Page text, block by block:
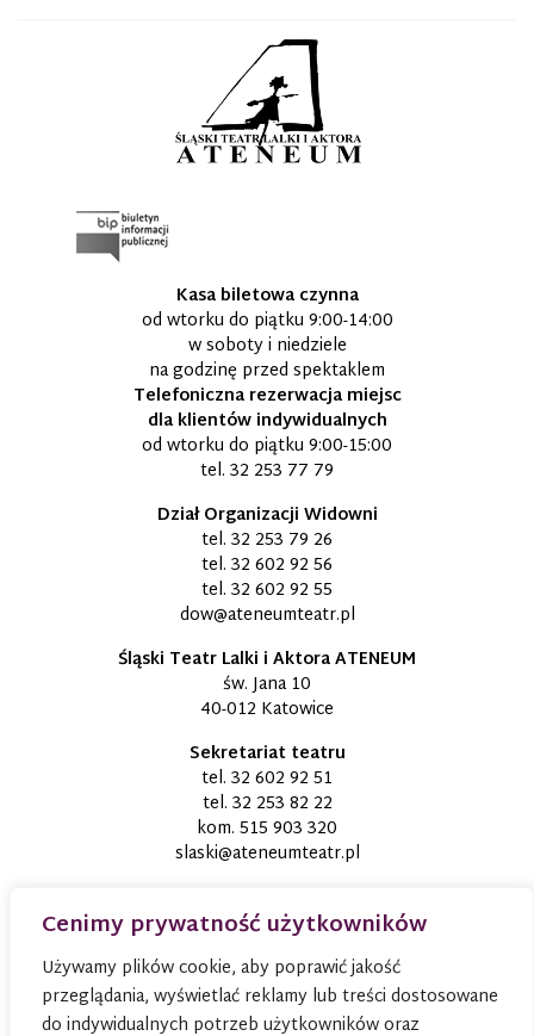
Cenimy prywatność użytkowników
Używamy plików cookie, aby poprawić jakość
przeglądania, wyświetlać reklamy lub treści dostosowane
do indywidualnych potrzeb użytkowników oraz
Kasa biletowa czynna
od wtorku do piątku 9:00-14:00
w soboty i niedziele
na godzinę przed spektaklem
Telefoniczna rezerwacja miejsc
dla klientów indywidualnych
od wtorku do piątku 9:00-15:00
tel. 32 253 77 79
Dział Organizacji Widowni
tel. 32 253 79 26
tel. 32 602 92 56
tel. 32 602 92 55
dow@ateneumteatr.pl
Śląski Teatr Lalki i Aktora ATENEUM
św. Jana 10
40-012 Katowice
Sekretariat teatru
tel. 32 602 92 51
tel. 32 253 82 22
kom. 515 903 320
slaski@ateneumteatr.pl